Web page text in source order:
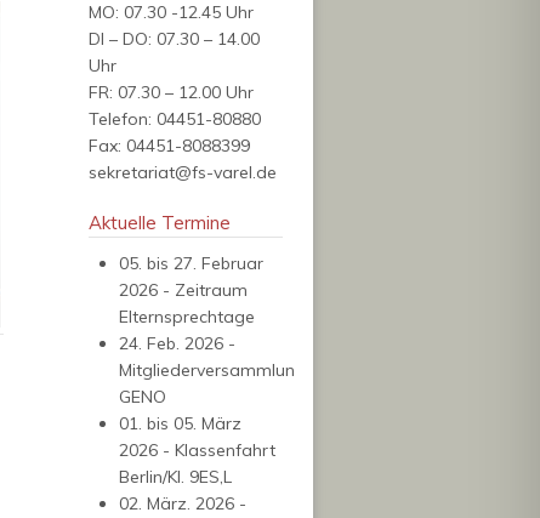
MO: 07.30 -12.45 Uhr
DI – DO: 07.30 – 14.00
Uhr
FR: 07.30 – 12.00 Uhr
Telefon: 04451-80880
Fax: 04451-8088399
sekretariat@fs-varel.de
Aktuelle Termine
05. bis 27. Februar
2026 - Zeitraum
Elternsprechtage
24. Feb. 2026 -
Mitgliederversammlung
GENO
01. bis 05. März
2026 - Klassenfahrt
Berlin/Kl. 9ES,L
02. März. 2026 -